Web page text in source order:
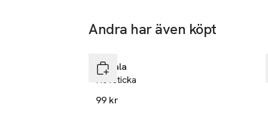
Andra har även köpt
Mavala
Hovsticka
99 kr